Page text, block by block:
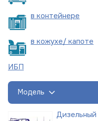
в контейнере
в кожухе/ капоте
ИБП
Модель